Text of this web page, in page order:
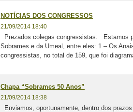
NOTÍCIAS DOS CONGRESSOS
21/09/2014 18:40
Prezados colegas congressistas: Estamos
Sobrames e da Umeal, entre eles: 1 – Os
congressistas, no total de 159, que foi
Chapa “Sobrames 50 Anos”
21/09/2014 18:38
Enviamos, oportunamente, dentro dos